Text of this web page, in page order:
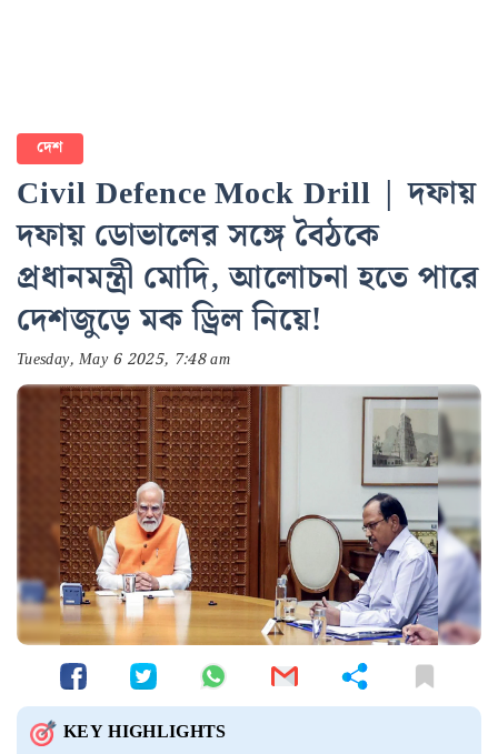
দেশ
Civil Defence Mock Drill | দফায়
দফায় ডোভালের সঙ্গে বৈঠকে
প্রধানমন্ত্রী মোদি, আলোচনা হতে পারে
দেশজুড়ে মক ড্রিল নিয়ে!
Tuesday, May 6 2025, 7:48 am
KEY HIGHLIGHTS